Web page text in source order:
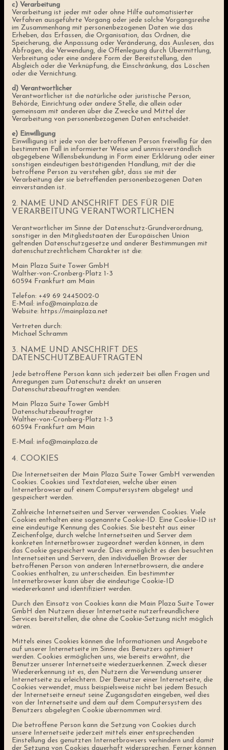
c) Verarbeitung
Verarbeitung ist jeder mit oder ohne Hilfe automatisierter
Verfahren ausgeführte Vorgang oder jede solche Vorgangsreihe
im Zusammenhang mit personenbezogenen Daten wie das
Erheben, das Erfassen, die Organisation, das Ordnen, die
Speicherung, die Anpassung oder Veränderung, das Auslesen, das
Abfragen, die Verwendung, die Offenlegung durch Übermittlung,
Verbreitung oder eine andere Form der Bereitstellung, den
Abgleich oder die Verknüpfung, die Einschränkung, das Löschen
oder die Vernichtung.
d) Verantwortlicher
Verantwortlicher ist die natürliche oder juristische Person,
Behörde, Einrichtung oder andere Stelle, die allein oder
gemeinsam mit anderen über die Zwecke und Mittel der
Verarbeitung von personenbezogenen Daten entscheidet.
e) Einwilligung
Einwilligung ist jede von der betroffenen Person freiwillig für den
bestimmten Fall in informierter Weise und unmissverständlich
abgegebene Willensbekundung in Form einer Erklärung oder einer
sonstigen eindeutigen bestätigenden Handlung, mit der die
betroffene Person zu verstehen gibt, dass sie mit der
Verarbeitung der sie betreffenden personenbezogenen Daten
einverstanden ist.
2. NAME UND ANSCHRIFT DES FÜR DIE
VERARBEITUNG VERANTWORTLICHEN
Verantwortlicher im Sinne der Datenschutz-Grundverordnung,
sonstiger in den Mitgliedstaaten der Europäischen Union
geltenden Datenschutzgesetze und anderer Bestimmungen mit
datenschutzrechtlichem Charakter ist die:
Main Plaza Suite Tower GmbH
Walther-von-Cronberg-Platz 1-3
60594 Frankfurt am Main
Telefon: +49 69 2445002-0
E-Mail: info@mainplaza.de
Website: https://mainplaza.net
Vertreten durch:
Michael Schramm
3. NAME UND ANSCHRIFT DES
DATENSCHUTZBEAUFTRAGTEN
Jede betroffene Person kann sich jederzeit bei allen Fragen und
Anregungen zum Datenschutz direkt an unseren
Datenschutzbeauftragten wenden:
Main Plaza Suite Tower GmbH
Datenschutzbeauftragter
Walther-von-Cronberg-Platz 1-3
60594 Frankfurt am Main
E-Mail: info@mainplaza.de
4. COOKIES
Die Internetseiten der Main Plaza Suite Tower GmbH verwenden
Cookies. Cookies sind Textdateien, welche über einen
Internetbrowser auf einem Computersystem abgelegt und
gespeichert werden.
Zahlreiche Internetseiten und Server verwenden Cookies. Viele
Cookies enthalten eine sogenannte Cookie-ID. Eine Cookie-ID ist
eine eindeutige Kennung des Cookies. Sie besteht aus einer
Zeichenfolge, durch welche Internetseiten und Server dem
konkreten Internetbrowser zugeordnet werden können, in dem
das Cookie gespeichert wurde. Dies ermöglicht es den besuchten
Internetseiten und Servern, den individuellen Browser der
betroffenen Person von anderen Internetbrowsern, die andere
Cookies enthalten, zu unterscheiden. Ein bestimmter
Internetbrowser kann über die eindeutige Cookie-ID
wiedererkannt und identifiziert werden.
Durch den Einsatz von Cookies kann die Main Plaza Suite Tower
GmbH den Nutzern dieser Internetseite nutzerfreundlichere
Services bereitstellen, die ohne die Cookie-Setzung nicht möglich
wären.
Mittels eines Cookies können die Informationen und Angebote
auf unserer Internetseite im Sinne des Benutzers optimiert
werden. Cookies ermöglichen uns, wie bereits erwähnt, die
Benutzer unserer Internetseite wiederzuerkennen. Zweck dieser
Wiedererkennung ist es, den Nutzern die Verwendung unserer
Internetseite zu erleichtern. Der Benutzer einer Internetseite, die
Cookies verwendet, muss beispielsweise nicht bei jedem Besuch
der Internetseite erneut seine Zugangsdaten eingeben, weil dies
von der Internetseite und dem auf dem Computersystem des
Benutzers abgelegten Cookie übernommen wird.
Die betroffene Person kann die Setzung von Cookies durch
unsere Internetseite jederzeit mittels einer entsprechenden
Einstellung des genutzten Internetbrowsers verhindern und damit
der Setzung von Cookies dauerhaft widersprechen. Ferner können